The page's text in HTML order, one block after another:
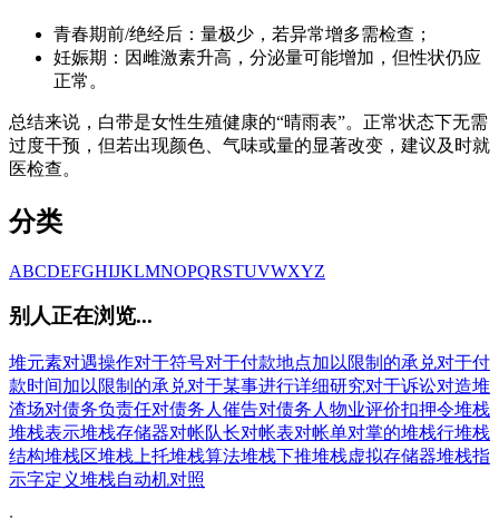
青春期前/绝经后：量极少，若异常增多需检查；
妊娠期：因雌激素升高，分泌量可能增加，但性状仍应
正常。
总结来说，白带是女性生殖健康的“晴雨表”。正常状态下无需
过度干预，但若出现颜色、气味或量的显著改变，建议及时就
医检查。
分类
ABCDEFGHIJKLMNOPQRSTUVWXYZ
别人正在浏览...
堆元素对遇操作对于符号对于付款地点加以限制的承兑对于付
款时间加以限制的承兑对于某事进行详细研究对于诉讼对造堆
渣场对债务负责任对债务人催告对债务人物业评价扣押令堆栈
堆栈表示堆栈存储器对帐队长对帐表对帐单对掌的堆栈行堆栈
结构堆栈区堆栈上托堆栈算法堆栈下推堆栈虚拟存储器堆栈指
示字定义堆栈自动机对照